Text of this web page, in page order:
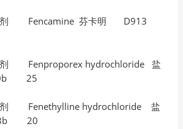
奋剂 Fencamine 芬卡明 D913
剂 Fenproporex hydrochloride 盐
25
剂 Fenethylline hydrochloride 盐
20